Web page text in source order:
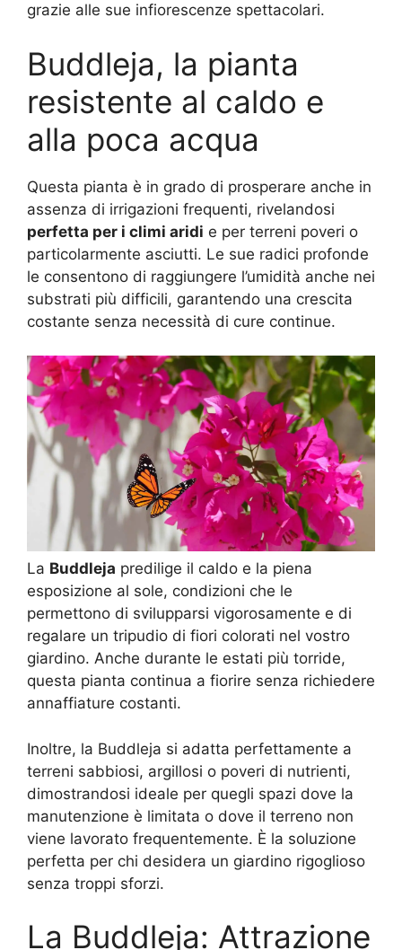
grazie alle sue infiorescenze spettacolari.
Buddleja, la pianta
resistente al caldo e
alla poca acqua
Questa pianta è in grado di prosperare anche in
assenza di irrigazioni frequenti, rivelandosi
perfetta per i climi aridi e per terreni poveri o
particolarmente asciutti. Le sue radici profonde
le consentono di raggiungere l’umidità anche nei
substrati più difficili, garantendo una crescita
costante senza necessità di cure continue.
La Buddleja predilige il caldo e la piena
esposizione al sole, condizioni che le
permettono di svilupparsi vigorosamente e di
regalare un tripudio di fiori colorati nel vostro
giardino. Anche durante le estati più torride,
questa pianta continua a fiorire senza richiedere
annaffiature costanti.
Inoltre, la Buddleja si adatta perfettamente a
terreni sabbiosi, argillosi o poveri di nutrienti,
dimostrandosi ideale per quegli spazi dove la
manutenzione è limitata o dove il terreno non
viene lavorato frequentemente. È la soluzione
perfetta per chi desidera un giardino rigoglioso
senza troppi sforzi.
La Buddleja: Attrazione